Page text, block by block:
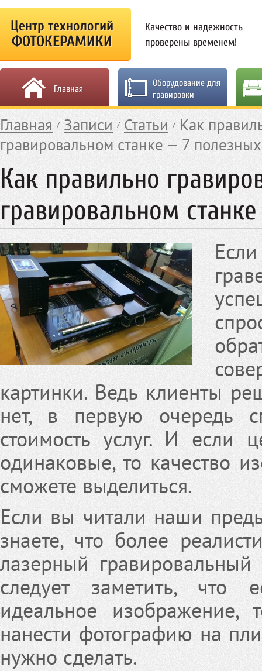
Центр технологий
ФОТОКЕРАМИКИ
Качество и надежность
проверены временем!
Главная
Оборудование для
гравировки
Главная Записи Статьи
Как
гравировальном станке — 7
Как правильно
гравировальном
картинки. Ведь клиенты
нет, в первую очередь
стоимость услуг. И если
одинаковые, то качество
сможете выделиться.
Если вы читали наши
знаете, что более
лазерный
следует заметить, что
идеальное изображение,
нанести фотографию на
нужно сделать.